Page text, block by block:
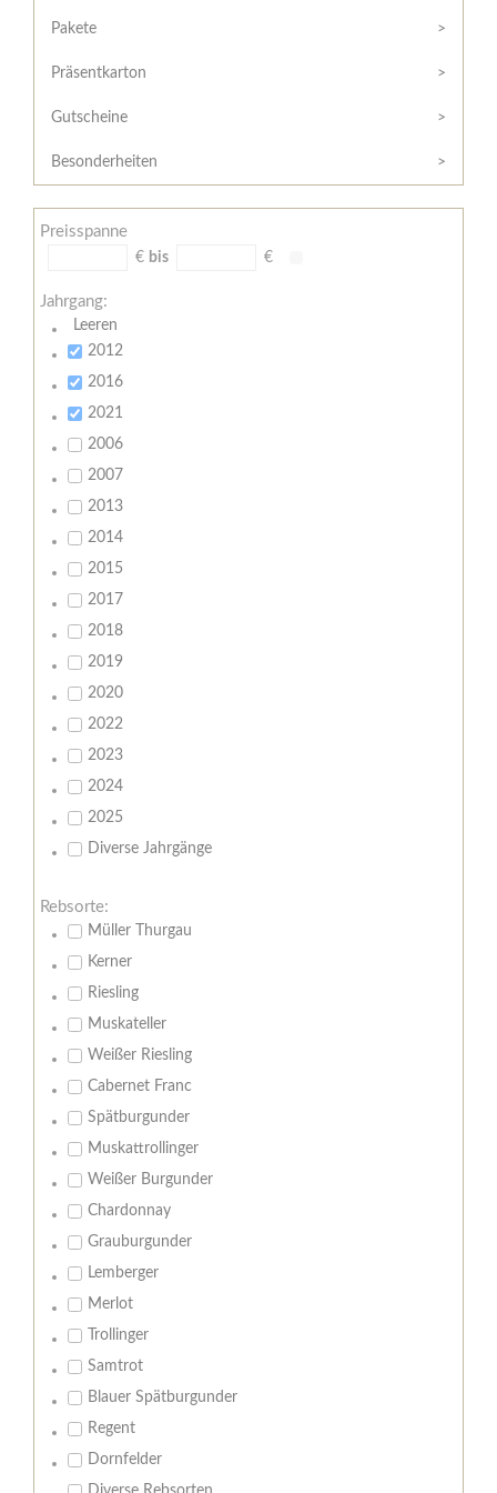
/
Widerrufsformular
AGB
Zahlungsbedingungen
Meine
Pakete
Präsentkarton
Gutscheine
Besonderheiten
Preisspanne
€ bis €
Jahrgang:
Leeren
2012
2016
2021
2006
2007
2013
2014
2015
2017
2018
2019
2020
2022
2023
2024
2025
Diverse Jahrgänge
Rebsorte:
Müller Thurgau
Kerner
Riesling
Muskateller
Weißer Riesling
Cabernet Franc
Spätburgunder
Muskattrollinger
Weißer Burgunder
Chardonnay
Grauburgunder
Lemberger
Merlot
Trollinger
Samtrot
Blauer Spätburgunder
Regent
Dornfelder